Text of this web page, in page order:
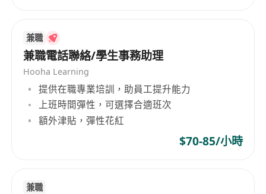
位顧客滿意。
具備良好團隊合作精神，願意與同事互相支
持、共同成長。
適應力強，能在快節奏環境中靈活應變。
自我驅動力強，有明確的目標感與完成任務
的決心。
兼職
兼職電話聯絡/學生事務助理
Hooha Learning
提供在職專業培訓，助員工提升能力
上班時間彈性，可選擇合適班次
額外津貼，彈性花紅
$70-85/小時
兼職